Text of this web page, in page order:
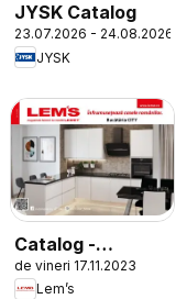
JYSK Catalog
23.07.2026 - 24.08.2026
JYSK
Catalog -
Bucătăria City
de vineri 17.11.2023
Lem’s